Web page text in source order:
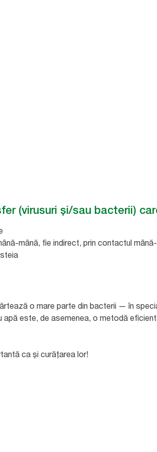
(virusuri și/sau bacterii)
mână, fie indirect, prin contactul
o mare parte din bacterii — în
este, de asemenea, o metodă
ca și curățarea lor!